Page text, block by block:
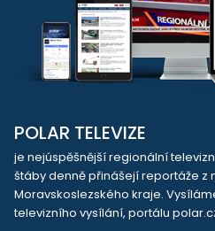
POLAR TELEVIZE
je nejúspěšnější regionální
štáby denně přinášejí reportáže z
Moravskoslezského kraje.
televizního vysílání, portálu